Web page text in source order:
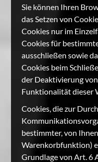
Sie können Ihren
das Setzen von
Cookies nur im
Cookies für
ausschließen sowie
Cookies beim
der Deaktivierung
Funktionalität dieser
Cookies, die zur
bestimmter, von
Warenkorbfunktion)
Grundlage von Art. 6